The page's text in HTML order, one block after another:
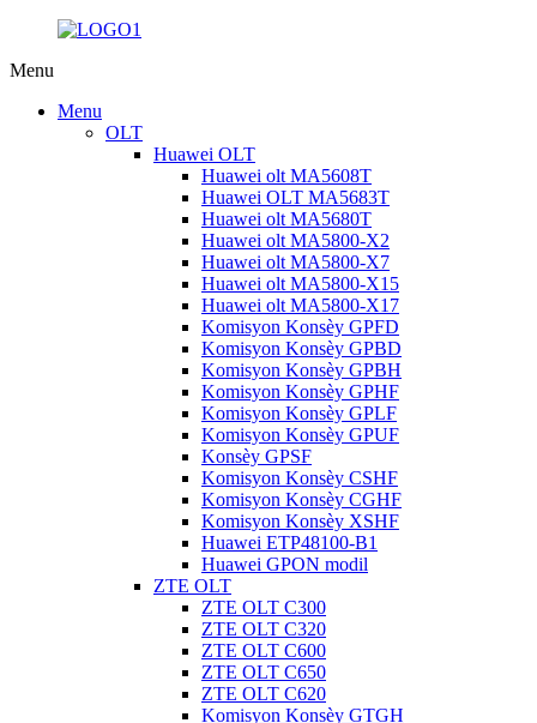
Menu
Menu
OLT
Huawei OLT
Huawei olt MA5608T
Huawei OLT MA5683T
Huawei olt MA5680T
Huawei olt MA5800-X2
Huawei olt MA5800-X7
Huawei olt MA5800-X15
Huawei olt MA5800-X17
Komisyon Konsèy GPFD
Komisyon Konsèy GPBD
Komisyon Konsèy GPBH
Komisyon Konsèy GPHF
Komisyon Konsèy GPLF
Komisyon Konsèy GPUF
Konsèy GPSF
Komisyon Konsèy CSHF
Komisyon Konsèy CGHF
Komisyon Konsèy XSHF
Huawei ETP48100-B1
Huawei GPON modil
ZTE OLT
ZTE OLT C300
ZTE OLT C320
ZTE OLT C600
ZTE OLT C650
ZTE OLT C620
Komisyon Konsèy GTGH